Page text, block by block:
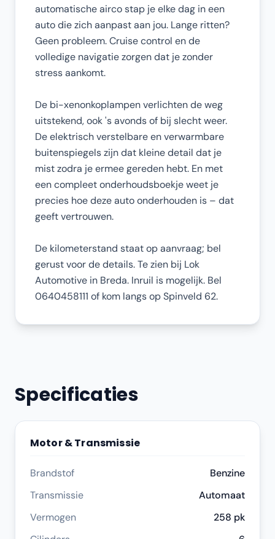
automatische airco stap je elke dag in een
auto die zich aanpast aan jou. Lange ritten?
Geen probleem. Cruise control en de
volledige navigatie zorgen dat je zonder
stress aankomt.
De bi-xenonkoplampen verlichten de weg
uitstekend, ook 's avonds of bij slecht weer.
De elektrisch verstelbare en verwarmbare
buitenspiegels zijn dat kleine detail dat je
mist zodra je ermee gereden hebt. En met
een compleet onderhoudsboekje weet je
precies hoe deze auto onderhouden is – dat
geeft vertrouwen.
De kilometerstand staat op aanvraag; bel
gerust voor de details. Te zien bij Lok
Automotive in Breda. Inruil is mogelijk. Bel
0640458111 of kom langs op Spinveld 62.
Specificaties
Motor & Transmissie
Brandstof
Benzine
Transmissie
Automaat
Vermogen
258 pk